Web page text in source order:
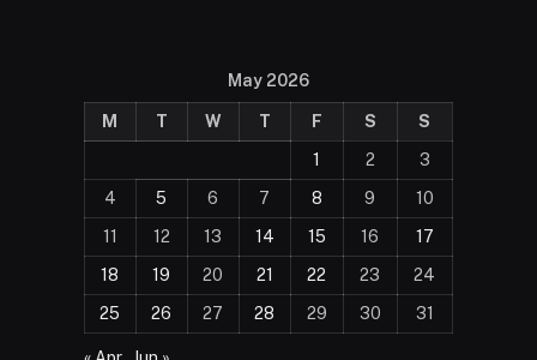
May 2026
M T W T F S
S
1
2
3
4
5 6 7 8 9
10
11
12 13 14 15 16
17
18
19 20 21 22 23
24
25
26 27 28 29 30 31